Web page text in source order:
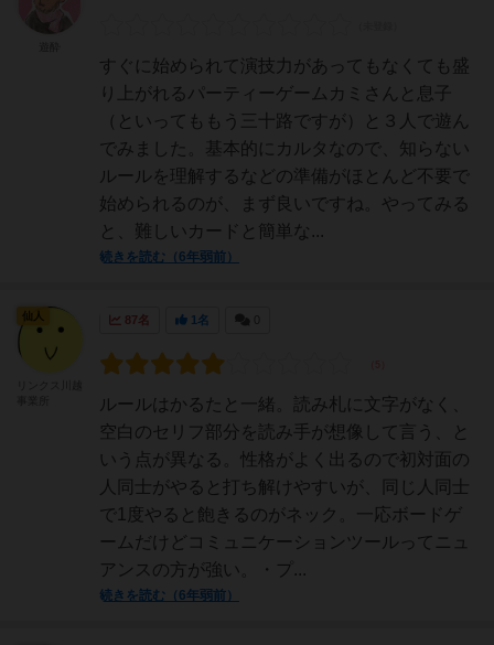
すぐに始められて演技力があってもなくても盛
り上がれるパーティーゲームカミさんと息子
（といってももう三十路ですが）と３人で遊ん
でみました。基本的にカルタなので、知らない
ルールを理解するなどの準備がほとんど不要で
始められるのが、まず良いですね。やってみる
と、難しいカードと簡単な...
続きを読む（6年弱前）
87名 1名
ルールはかるたと一緒。読み札に文字がなく、
空白のセリフ部分を読み手が想像して言う、と
いう点が異なる。性格がよく出るので初対面の
人同士がやると打ち解けやすいが、同じ人同士
で1度やると飽きるのがネック。一応ボードゲ
ームだけどコミュニケーションツールってニュ
アンスの方が強い。・プ...
続きを読む（6年弱前）
仙人